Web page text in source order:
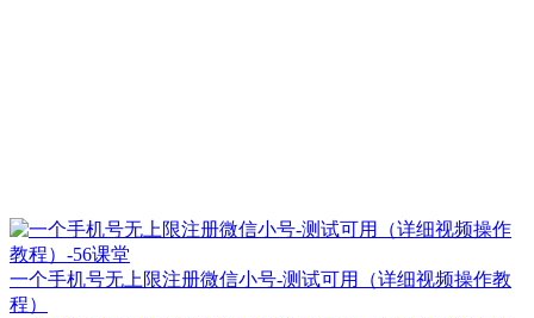
一个手机号无上限注册微信小号-测试可用（详细视频操作教
程）